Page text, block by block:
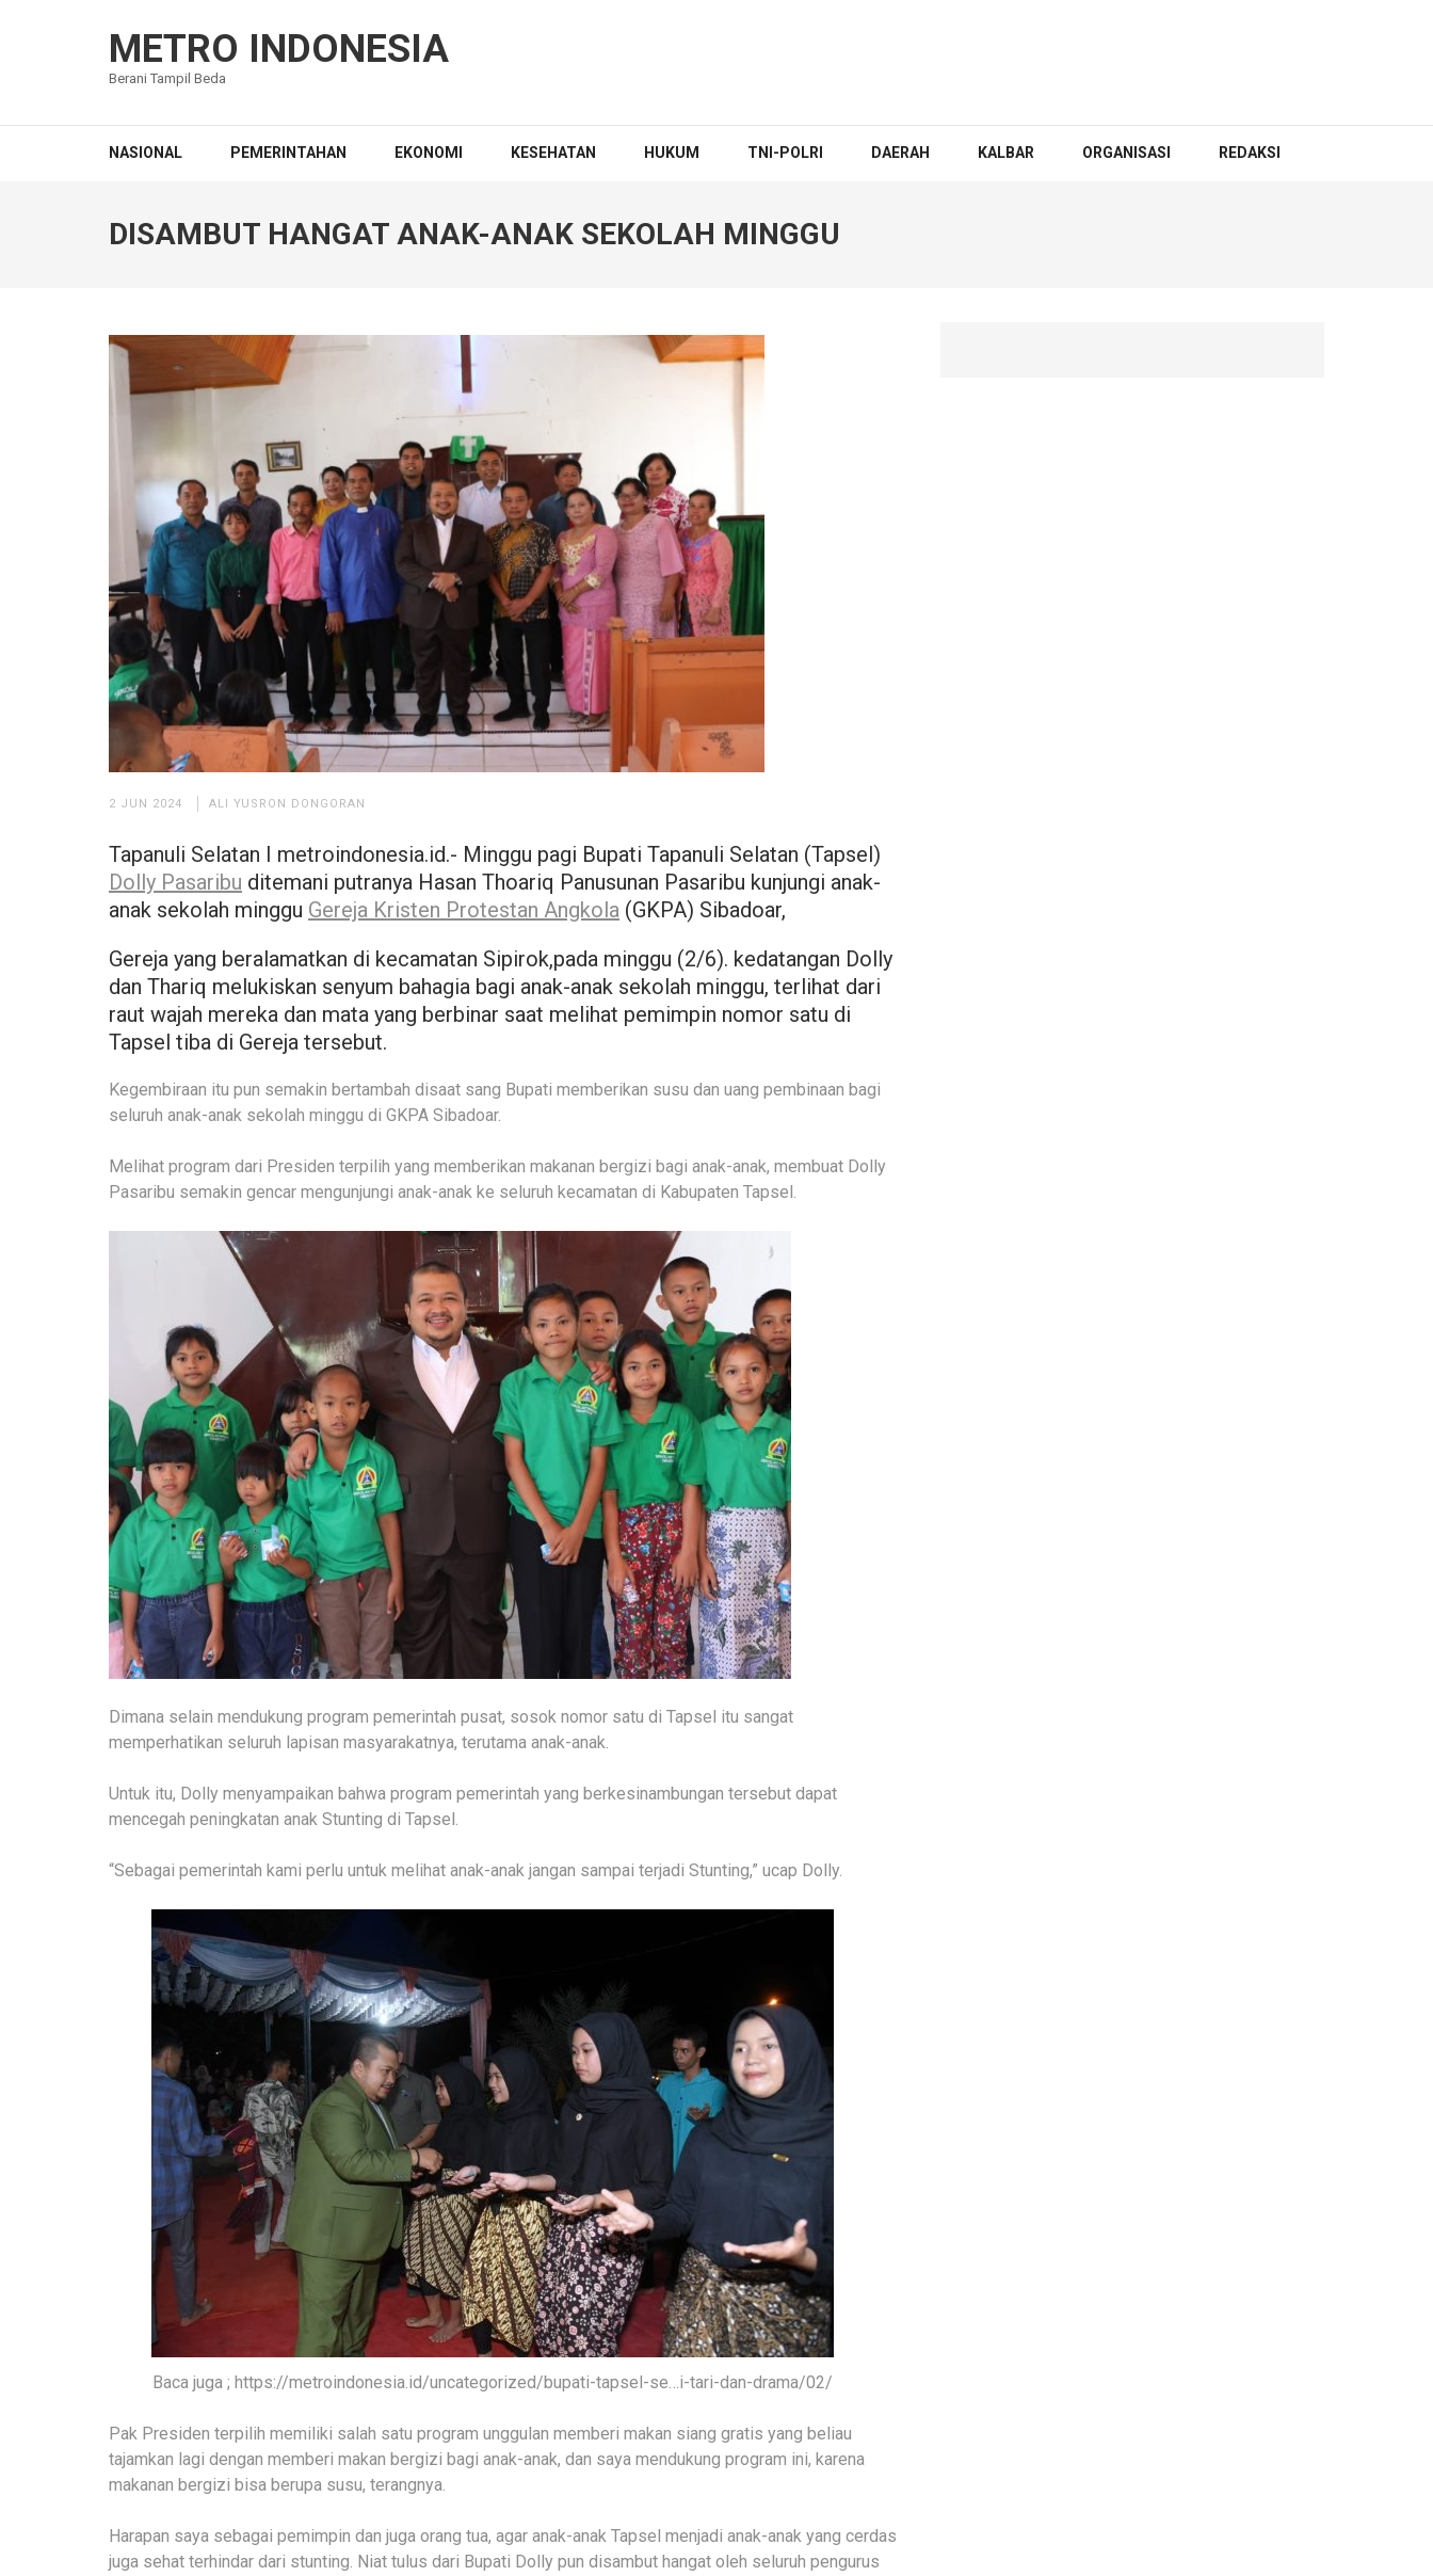
METRO INDONESIA
Berani Tampil Beda
NASIONAL PEMERINTAHAN EKONOMI KESEHATAN HUKUM TNI-POLRI DAERAH KALBAR ORGANISASI REDAKSI
DISAMBUT HANGAT ANAK-ANAK SEKOLAH MINGGU
2 JUN 2024 ALI YUSRON DONGORAN
Tapanuli Selatan I metroindonesia.id.- Minggu pagi Bupati Tapanuli Selatan (Tapsel)
Dolly Pasaribu ditemani putranya Hasan Thoariq Panusunan Pasaribu kunjungi anak-
anak sekolah minggu Gereja Kristen Protestan Angkola (GKPA) Sibadoar,
Gereja yang beralamatkan di kecamatan Sipirok,pada minggu (2/6). kedatangan Dolly
dan Thariq melukiskan senyum bahagia bagi anak-anak sekolah minggu, terlihat dari
raut wajah mereka dan mata yang berbinar saat melihat pemimpin nomor satu di
Tapsel tiba di Gereja tersebut.
Kegembiraan itu pun semakin bertambah disaat sang Bupati memberikan susu dan uang pembinaan bagi
seluruh anak-anak sekolah minggu di GKPA Sibadoar.
Melihat program dari Presiden terpilih yang memberikan makanan bergizi bagi anak-anak, membuat Dolly
Pasaribu semakin gencar mengunjungi anak-anak ke seluruh kecamatan di Kabupaten Tapsel.
Dimana selain mendukung program pemerintah pusat, sosok nomor satu di Tapsel itu sangat
memperhatikan seluruh lapisan masyarakatnya, terutama anak-anak.
Untuk itu, Dolly menyampaikan bahwa program pemerintah yang berkesinambungan tersebut dapat
mencegah peningkatan anak Stunting di Tapsel.
“Sebagai pemerintah kami perlu untuk melihat anak-anak jangan sampai terjadi Stunting,” ucap Dolly.
Baca juga ; https://metroindonesia.id/uncategorized/bupati-tapsel-se…i-tari-dan-drama/02/
Pak Presiden terpilih memiliki salah satu program unggulan memberi makan siang gratis yang beliau
tajamkan lagi dengan memberi makan bergizi bagi anak-anak, dan saya mendukung program ini, karena
makanan bergizi bisa berupa susu, terangnya.
Harapan saya sebagai pemimpin dan juga orang tua, agar anak-anak Tapsel menjadi anak-anak yang cerdas
juga sehat terhindar dari stunting. Niat tulus dari Bupati Dolly pun disambut hangat oleh seluruh pengurus